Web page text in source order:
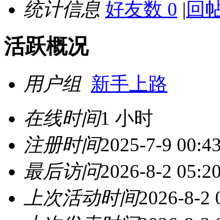
统计信息 好友数 0 | 回
活跃概况
用户组 新手上路
在线时间1 小时
注册时间2025-7-9
最后访问2026-8-2
上次活动时间2026-8-2